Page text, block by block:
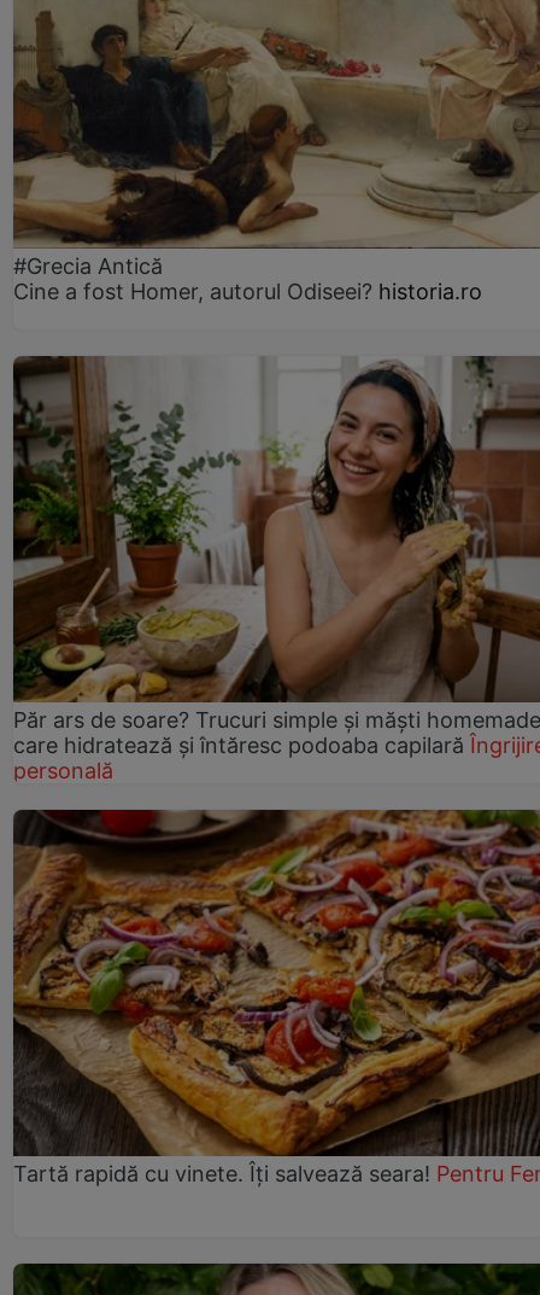
#Grecia Antică
Cine a fost Homer, autorul Odiseei? historia.ro
Păr ars de soare? Trucuri simple și măști homemade
care hidratează și întăresc podoaba capilară
personală
Tartă rapidă cu vinete. Îți salvează seara! Pentru